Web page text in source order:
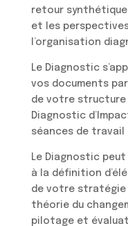
retour
et les
l’organisation
Le Diagnostic
vos documents
de votre structure
Diagnostic
séances de travail
Le Diagnostic
à la définition
de votre stratégie
théorie du
pilotage et